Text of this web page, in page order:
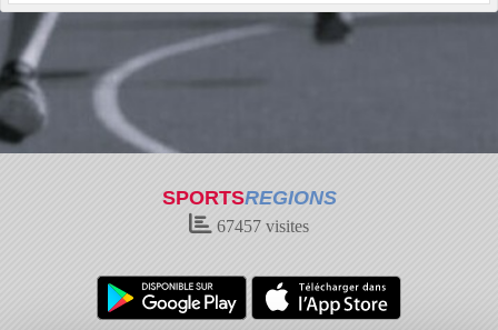
SPORTSREGIONS
67457 visites